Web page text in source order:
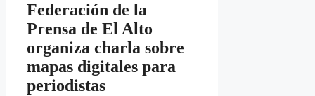
Federación de la
Prensa de El Alto
organiza charla sobre
mapas digitales para
periodistas